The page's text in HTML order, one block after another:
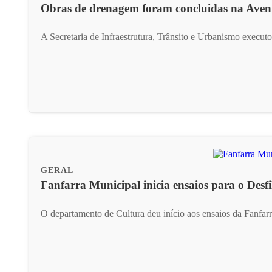
Obras de drenagem foram concluidas na
A Secretaria de Infraestrutura, Trânsito e Urbanismo
GERAL
Fanfarra Municipal inicia ensaios para o
O departamento de Cultura deu início aos ensaios da